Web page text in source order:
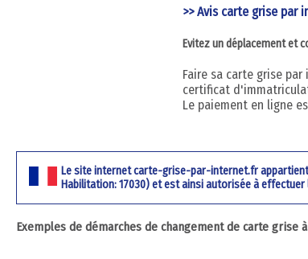
>> Avis carte grise par
Evitez un déplacement et
Faire sa carte grise
certificat
Le paiement en ligne
Le site internet carte-grise-par-internet.fr appartient
Habilitation: 17030) et est ainsi autorisée à
Exemples de démarches de changement de carte grise